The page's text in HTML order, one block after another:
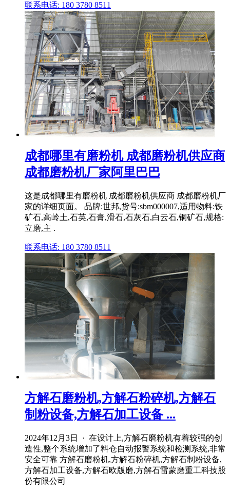
联系电话: 180 3780 8511
成都哪里有磨粉机 成都磨粉机供应商
成都磨粉机厂家阿里巴巴
这是成都哪里有磨粉机 成都磨粉机供应商 成都磨粉机厂
家的详细页面。 品牌:世邦,货号:sbm000007,适用物料:铁
矿石,高岭土,石英,石膏,滑石,石灰石,白云石,铜矿石,规格:
立磨,主 .
联系电话: 180 3780 8511
方解石磨粉机,方解石粉碎机,方解石
制粉设备,方解石加工设备 ...
2024年12月3日 · 在设计上,方解石磨粉机有着较强的创
造性,整个系统增加了料仓自动报警系统和检测系统,非常
安全可靠 方解石磨粉机,方解石粉碎机,方解石制粉设备,
方解石加工设备,方解石欧版磨,方解石雷蒙磨重工科技股
份有限公司